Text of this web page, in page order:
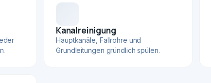
Kanalreinigung
Hauptkanäle, Fallrohre und
Grundleitungen gründlich spülen.